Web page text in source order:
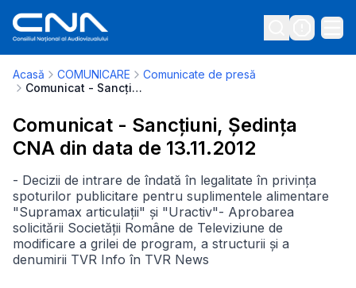
Acasă COMUNICARE
Comunicate de presă
Comunicat - Sancțiuni, Ședința CNA din data de 13.11.2012
Comunicat - Sancțiuni, Ședința
CNA din data de 13.11.2012
- Decizii de intrare de îndată în legalitate în privința
spoturilor publicitare pentru suplimentele alimentare
"Supramax articulații" și "Uractiv"- Aprobarea
solicitării Societății Române de Televiziune de
modificare a grilei de program, a structurii și a
denumirii TVR Info în TVR News